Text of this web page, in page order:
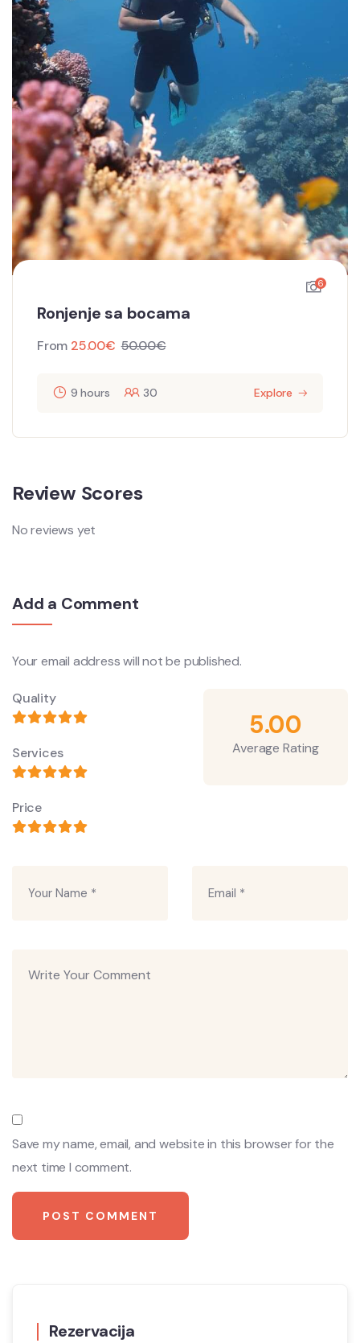
6
Ronjenje sa bocama
From 25.00€ 50.00€
9 hours 30 Explore
Review Scores
No reviews yet
Add a Comment
Your email address will not be published.
Save my name, email, and website in this browser for the
next time I comment.
Quality
Services
Price
5.00
Average Rating
Rezervacija